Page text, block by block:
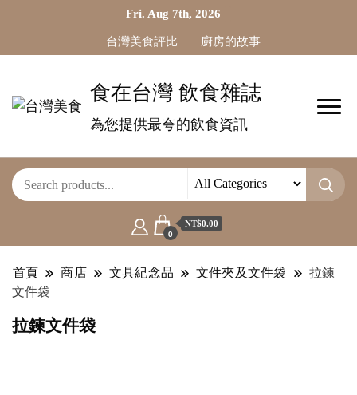
Fri. Aug 7th, 2026
台灣美食評比 廚房的故事
食在台灣 飲食雜誌
為您提供最夸的飲食資訊
0
NT$0.00
首頁 商店 文具紀念品 文件夾及文件袋
拉鍊
文件袋
拉鍊文件袋